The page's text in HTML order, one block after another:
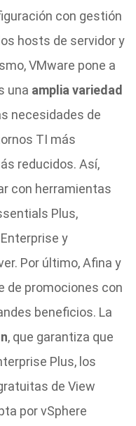
con gestión
hosts de servidor y
VMware pone a
una amplia variedad
necesidades de
TI más
reducidos. Así,
con herramientas
Plus,
y
Por último, Afina y
de promociones con
beneficios. La
, que garantiza que
Plus, los
de View
por vSphere